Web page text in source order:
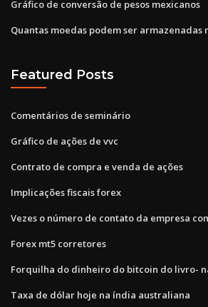
Gráfico de conversão de pesos mexicanos
Quantas moedas podem ser armazenadas
Featured Posts
Comentários de seminário
Gráfico de ações de vvc
Contrato de compra e venda de ações
Implicações fiscais forex
Vezes o número de contato da empresa
Forex mt5 corretores
Forquilha do dinheiro do bitcoin do livro-
Taxa de dólar hoje na índia australiana